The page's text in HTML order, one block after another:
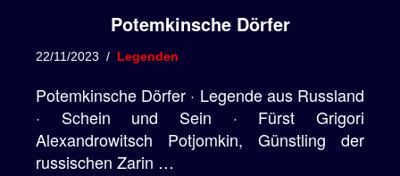
Potemkinsche Dörfer
22/11/2023 Legenden
Potemkinsche Dörfer · Legende aus Russland
· Schein und Sein · Fürst Grigori
Alexandrowitsch Potjomkin, Günstling der
russischen Zarin …